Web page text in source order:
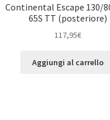
Continental Escape 130/
65S TT (posteriore)
117,95€
Aggiungi al carrello